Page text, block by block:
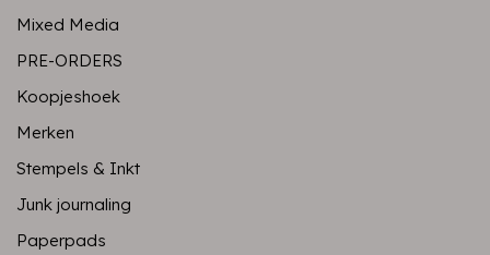
Mixed Media
PRE-ORDERS
Koopjeshoek
Merken
Stempels & Inkt
Junk journaling
Paperpads